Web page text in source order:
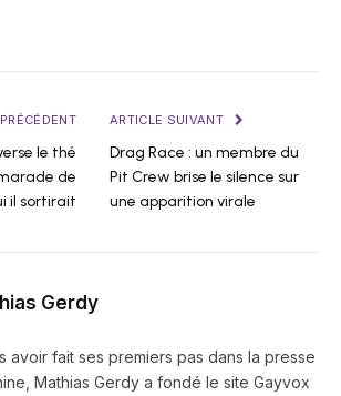
le thé
de
il sortirait
ARTICLE SUIVANT
Drag Race : un membre du
Pit Crew brise le silence sur
une apparition virale
Gerdy
avoir fait ses premiers pas dans la presse
Mathias Gerdy a fondé le site Gayvox